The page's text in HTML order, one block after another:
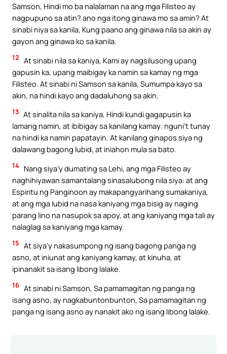
Samson, Hindi mo ba nalalaman na ang mga Filisteo ay
nagpupuno sa atin? ano nga itong ginawa mo sa amin? At
sinabi niya sa kanila, Kung paano ang ginawa nila sa akin ay
gayon ang ginawa ko sa kanila.
12 At sinabi nila sa kaniya, Kami ay nagsilusong upang
gapusin ka, upang maibigay ka namin sa kamay ng mga
Filisteo. At sinabi ni Samson sa kanila, Sumumpa kayo sa
akin, na hindi kayo ang dadaluhong sa akin.
13 At sinalita nila sa kaniya, Hindi kundi gagapusin ka
lamang namin, at ibibigay sa kanilang kamay: nguni’t tunay
na hindi ka namin papatayin. At kanilang ginapos siya ng
dalawang bagong lubid, at iniahon mula sa bato.
14 Nang siya’y dumating sa Lehi, ang mga Filisteo ay
naghihiyawan samantalang sinasalubong nila siya: at ang
Espiritu ng Panginoon ay makapangyarihang sumakaniya,
at ang mga lubid na nasa kaniyang mga bisig ay naging
parang lino na nasupok sa apoy, at ang kaniyang mga tali ay
nalaglag sa kaniyang mga kamay.
15 At siya’y nakasumpong ng isang bagong panga ng
asno, at iniunat ang kaniyang kamay, at kinuha, at
ipinanakit sa isang libong lalake.
16 At sinabi ni Samson, Sa pamamagitan ng panga ng
isang asno, ay nagkabuntonbunton, Sa pamamagitan ng
panga ng isang asno ay nanakit ako ng isang libong lalake.